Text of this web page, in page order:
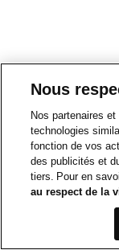
Nous
Nos partenaires
technologies
fonction de vos
des publicités et
tiers. Pour en
au respect de la